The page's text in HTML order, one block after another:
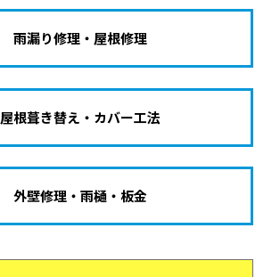
雨漏り修理・屋根修理
屋根葺き替え・カバー工法
外壁修理・雨樋・板金